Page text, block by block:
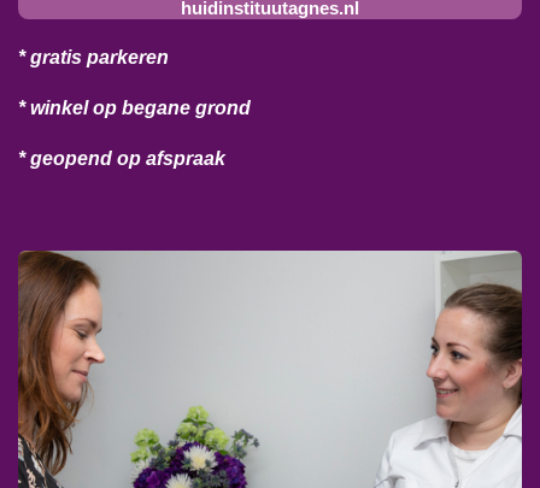
huidinstituutagnes.nl
* gratis parkeren
* winkel op begane grond
* geopend op afspraak